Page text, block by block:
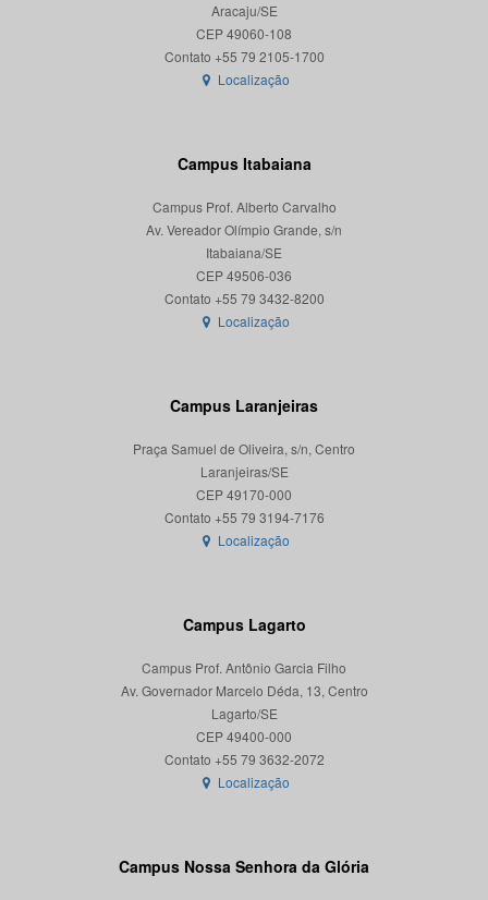
Aracaju/SE
CEP 49060-108
Localização
Campus Itabaiana
Campus Prof. Alberto Carvalho
Av. Vereador Olímpio Grande, s/n
Itabaiana/SE
CEP 49506-036
Localização
Campus Laranjeiras
Praça Samuel de Oliveira, s/n, Centro
Laranjeiras/SE
CEP 49170-000
Localização
Campus Lagarto
Campus Prof. Antônio Garcia Filho
Av. Governador Marcelo Déda, 13, Centro
Lagarto/SE
CEP 49400-000
Localização
Campus Nossa Senhora da Glória